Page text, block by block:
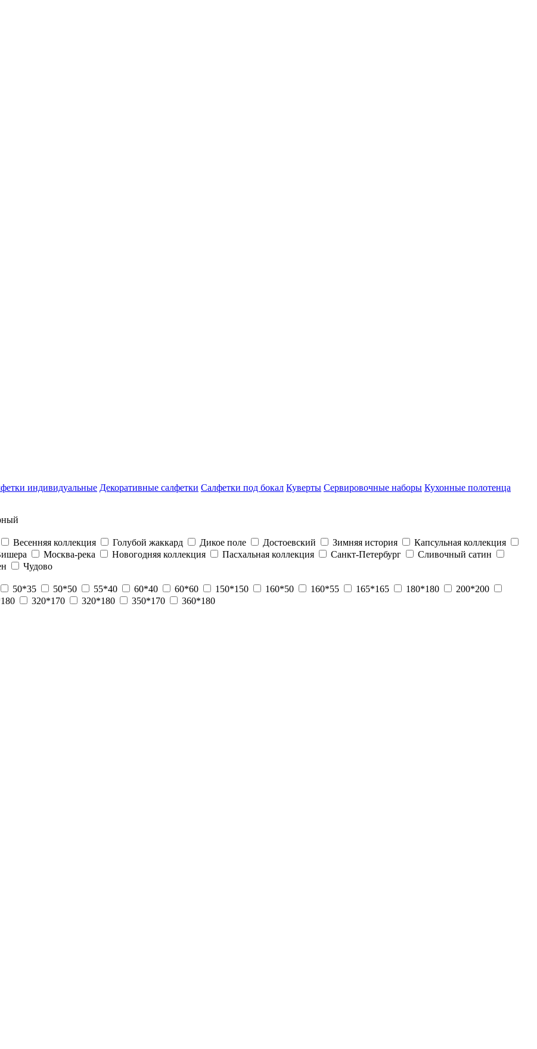
индивидуальные Декоративные салфетки Салфетки под бокал Куверты Сервировочные наборы Кухонные полотенца
Весенняя коллекция Голубой жаккард Дикое поле Достоевский Зимняя история
Капсульная коллекция
Москва-река Новогодняя коллекция Пасхальная коллекция Санкт-Петербург
Сливочный сатин
Чудово
50*35 50*50 55*40 60*40 60*60 150*150 160*50 160*55 165*165 180*180
200*200
320*170 320*180 350*170 360*180